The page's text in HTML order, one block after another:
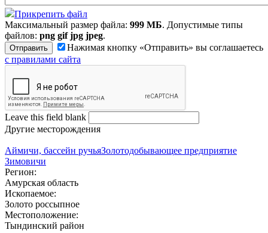
Прикрепить файл
Максимальный размер файла: 999 МБ. Допустимые типы
файлов: png gif jpg jpeg.
Нажимая кнопку «Отправить» вы соглашаетесь
с правилами сайта
Leave this field blank
Другие месторождения
Аймичи, бассейн ручьяЗолотодобывающее предприятие
Зимовичи
Регион:
Амурская область
Ископаемое:
Золото россыпное
Местоположение:
Тындинский район